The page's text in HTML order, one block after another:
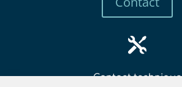

Contact technique